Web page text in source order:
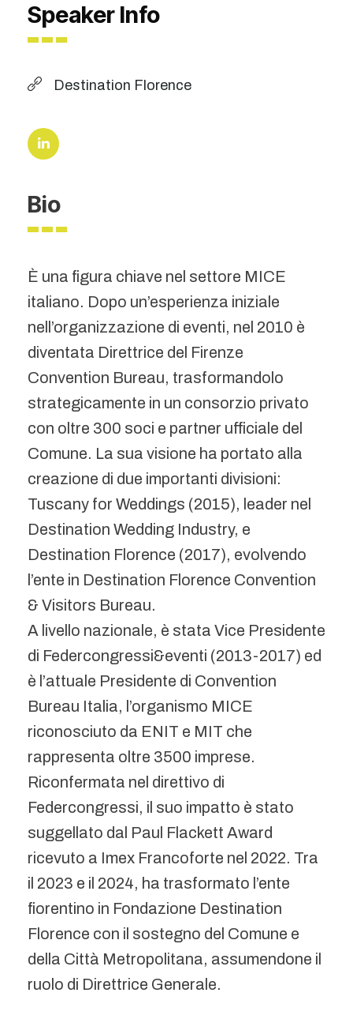
Speaker Info
Destination Florence
Bio
È una figura chiave nel settore MICE
italiano. Dopo un’esperienza iniziale
nell’organizzazione di eventi, nel 2010 è
diventata Direttrice del Firenze
Convention Bureau, trasformandolo
strategicamente in un consorzio privato
con oltre 300 soci e partner ufficiale del
Comune. La sua visione ha portato alla
creazione di due importanti divisioni:
Tuscany for Weddings (2015), leader nel
Destination Wedding Industry, e
Destination Florence (2017), evolvendo
l’ente in Destination Florence Convention
& Visitors Bureau.
A livello nazionale, è stata Vice Presidente
di Federcongressi&eventi (2013-2017) ed
è l’attuale Presidente di Convention
Bureau Italia, l’organismo MICE
riconosciuto da ENIT e MIT che
rappresenta oltre 3500 imprese.
Riconfermata nel direttivo di
Federcongressi, il suo impatto è stato
suggellato dal Paul Flackett Award
ricevuto a Imex Francoforte nel 2022. Tra
il 2023 e il 2024, ha trasformato l’ente
fiorentino in Fondazione Destination
Florence con il sostegno del Comune e
della Città Metropolitana, assumendone il
ruolo di Direttrice Generale.